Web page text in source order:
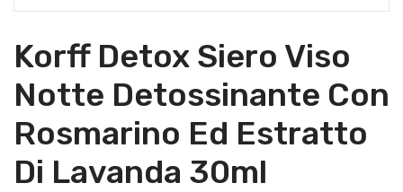
Korff Detox Siero Viso
Notte Detossinante Con
Rosmarino Ed Estratto
Di Lavanda 30ml